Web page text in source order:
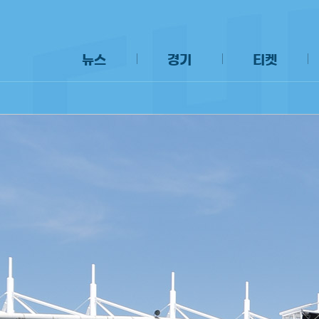
뉴스 경기 티켓